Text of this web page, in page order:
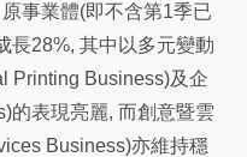
事業體(即不含第1季已
長28%, 其中以多元變動
Printing Business)及企
的表現亮麗, 而創意暨雲
Business)亦維持穩